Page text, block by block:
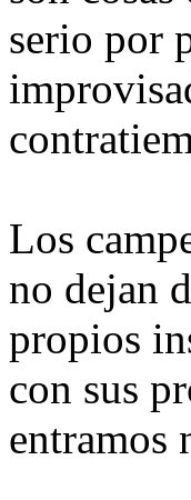
serio por
Los
no dejan
propios
con sus
entramos